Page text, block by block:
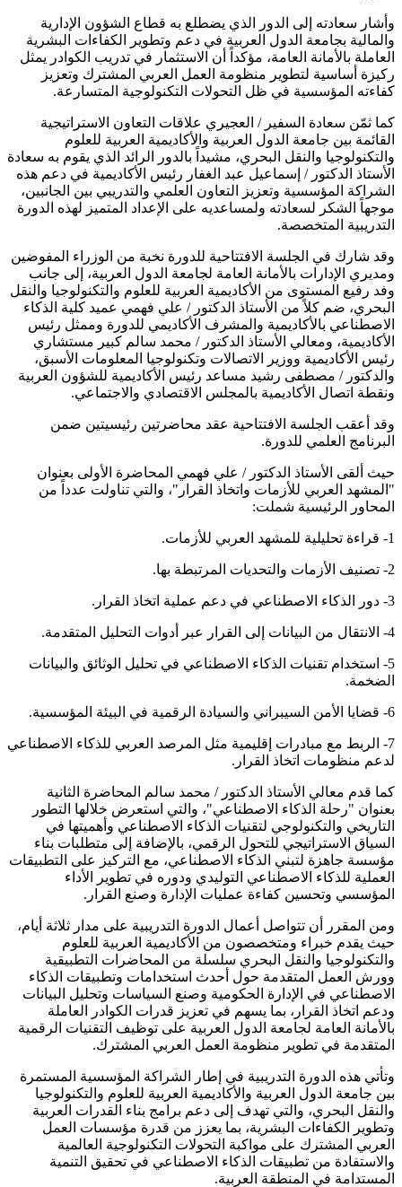
وأشار سعادته إلى الدور الذي يضطلع به قطاع الشؤون الإدارية
والمالية بجامعة الدول العربية في دعم وتطوير الكفاءات البشرية
العاملة بالأمانة العامة، مؤكداً أن الاستثمار في تدريب الكوادر يمثل
ركيزة أساسية لتطوير منظومة العمل العربي المشترك وتعزيز
كفاءته المؤسسية في ظل التحولات التكنولوجية المتسارعة.
كما ثمّن سعادة السفير / العجيري علاقات التعاون الاستراتيجية
القائمة بين جامعة الدول العربية والأكاديمية العربية للعلوم
والتكنولوجيا والنقل البحري، مشيداً بالدور الرائد الذي يقوم به سعادة
الأستاذ الدكتور / إسماعيل عبد الغفار رئيس الأكاديمية في دعم هذه
الشراكة المؤسسية وتعزيز التعاون العلمي والتدريبي بين الجانبين،
موجهاً الشكر لسعادته ولمساعديه على الإعداد المتميز لهذه الدورة
التدريبية المتخصصة.
وقد شارك في الجلسة الافتتاحية للدورة نخبة من الوزراء المفوضين
ومديري الإدارات بالأمانة العامة لجامعة الدول العربية، إلى جانب
وفد رفيع المستوى من الأكاديمية العربية للعلوم والتكنولوجيا والنقل
البحري، ضم كلاً من الأستاذ الدكتور / علي فهمي عميد كلية الذكاء
الاصطناعي بالأكاديمية والمشرف الأكاديمي للدورة وممثل رئيس
الأكاديمية، ومعالي الأستاذ الدكتور / محمد سالم كبير مستشاري
رئيس الأكاديمية ووزير الاتصالات وتكنولوجيا المعلومات الأسبق،
والدكتور / مصطفى رشيد مساعد رئيس الأكاديمية للشؤون العربية
ونقطة اتصال الأكاديمية بالمجلس الاقتصادي والاجتماعي.
وقد أعقب الجلسة الافتتاحية عقد محاضرتين رئيسيتين ضمن
البرنامج العلمي للدورة.
حيث ألقى الأستاذ الدكتور / علي فهمي المحاضرة الأولى بعنوان
"المشهد العربي للأزمات واتخاذ القرار"، والتي تناولت عدداً من
المحاور الرئيسية شملت:
1- قراءة تحليلية للمشهد العربي للأزمات.
2- تصنيف الأزمات والتحديات المرتبطة بها.
3- دور الذكاء الاصطناعي في دعم عملية اتخاذ القرار.
4- الانتقال من البيانات إلى القرار عبر أدوات التحليل المتقدمة.
5- استخدام تقنيات الذكاء الاصطناعي في تحليل الوثائق والبيانات
الضخمة.
6- قضايا الأمن السيبراني والسيادة الرقمية في البيئة المؤسسية.
7- الربط مع مبادرات إقليمية مثل المرصد العربي للذكاء الاصطناعي
لدعم منظومات اتخاذ القرار.
كما قدم معالي الأستاذ الدكتور / محمد سالم المحاضرة الثانية
بعنوان "رحلة الذكاء الاصطناعي"، والتي استعرض خلالها التطور
التاريخي والتكنولوجي لتقنيات الذكاء الاصطناعي وأهميتها في
السياق الاستراتيجي للتحول الرقمي، بالإضافة إلى متطلبات بناء
مؤسسة جاهزة لتبني الذكاء الاصطناعي، مع التركيز على التطبيقات
العملية للذكاء الاصطناعي التوليدي ودوره في تطوير الأداء
المؤسسي وتحسين كفاءة عمليات الإدارة وصنع القرار.
ومن المقرر أن تتواصل أعمال الدورة التدريبية على مدار ثلاثة أيام،
حيث يقدم خبراء ومتخصصون من الأكاديمية العربية للعلوم
والتكنولوجيا والنقل البحري سلسلة من المحاضرات التطبيقية
وورش العمل المتقدمة حول أحدث استخدامات وتطبيقات الذكاء
الاصطناعي في الإدارة الحكومية وصنع السياسات وتحليل البيانات
ودعم اتخاذ القرار، بما يسهم في تعزيز قدرات الكوادر العاملة
بالأمانة العامة لجامعة الدول العربية على توظيف التقنيات الرقمية
المتقدمة في تطوير منظومة العمل العربي المشترك.
وتأتي هذه الدورة التدريبية في إطار الشراكة المؤسسية المستمرة
بين جامعة الدول العربية والأكاديمية العربية للعلوم والتكنولوجيا
والنقل البحري، والتي تهدف إلى دعم برامج بناء القدرات العربية
وتطوير الكفاءات البشرية، بما يعزز من قدرة مؤسسات العمل
العربي المشترك على مواكبة التحولات التكنولوجية العالمية
والاستفادة من تطبيقات الذكاء الاصطناعي في تحقيق التنمية
المستدامة في المنطقة العربية.